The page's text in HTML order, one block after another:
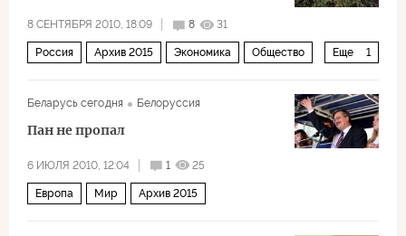
8 СЕНТЯБРЯ 2010, 18:09 8 31
Еще 1
Россия Архив 2015 Экономика Общество
Беларусь сегодня
Белоруссия
Пан не пропал
6 ИЮЛЯ 2010, 12:04 1 25
Европа Мир Архив 2015